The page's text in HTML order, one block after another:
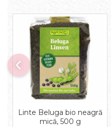
Sucuri din fructe si legume bio
Superalimente
Pudre proteice bio
Superalimente bio
Uleiuri, grasimi si otet
Grasimi bio
Otet bio
Linte Beluga bio neagră
mică, 500 g